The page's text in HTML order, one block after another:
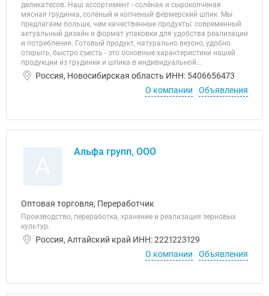
деликатесов. Наш ассортимент - солёная и сырокопченая
мясная грудинка, солёный и копченый фермерский шпик. Мы
предлагаем больше, чем качественные продукты: современный
актуальный дизайн и формат упаковки для удобства реализации
и потребления. Готовый продукт, натурально вкусно, удобно
открыть, быстро съесть - это основные характеристики нашей
продукции из грудинки и шпика в индивидуальной...
Россия, Новосибирская область ИНН: 5406656473
О компании
Объявления
Альфа групп, ООО
Оптовая торговля, Переработчик
Производство, переработка, хранение и реализация зерновых
культур.
Россия, Алтайский край ИНН: 2221223129
О компании
Объявления